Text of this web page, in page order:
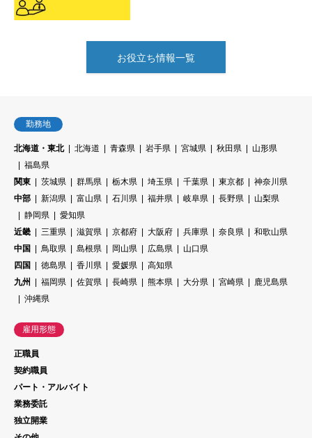
お役立ち情報一覧
勤務地
北海道・東北 北海道 青森県 岩手県 宮城県 秋田県
山形県
福島県
関東
茨城県 群馬県 栃木県 埼玉県 千葉県 東京都
神奈川県
中部
新潟県 富山県 石川県 福井県 岐阜県 長野県
山梨県
静岡県
愛知県
近畿
三重県 滋賀県 京都府 大阪府 兵庫県 奈良県
和歌山県
中国
鳥取県 島根県 岡山県 広島県
山口県
四国
徳島県 香川県 愛媛県
高知県
九州
福岡県 佐賀県 長崎県 熊本県 大分県 宮崎県
鹿児島県
沖縄県
雇用形態
正職員
契約職員
パート・アルバイト
業務委託
独立開業